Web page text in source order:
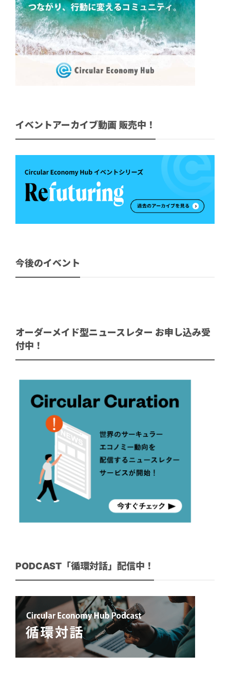
イベントアーカイブ動画 販売中！
今後のイベント
オーダーメイド型ニュースレター お申し込み受
付中！
PODCAST「循環対話」配信中！